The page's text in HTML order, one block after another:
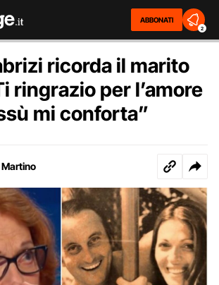
ABBONATI
2
ricorda il marito
ringrazio per l’amore
mi conforta”
Martino